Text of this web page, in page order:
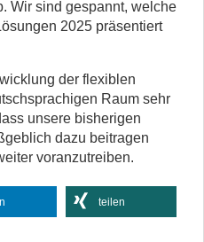
Wir sind gespannt, welche
2025 präsentiert
der flexiblen
Raum sehr
unsere bisherigen
dazu beitragen
voranzutreiben.
teilen